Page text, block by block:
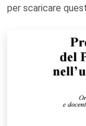
per scaricare